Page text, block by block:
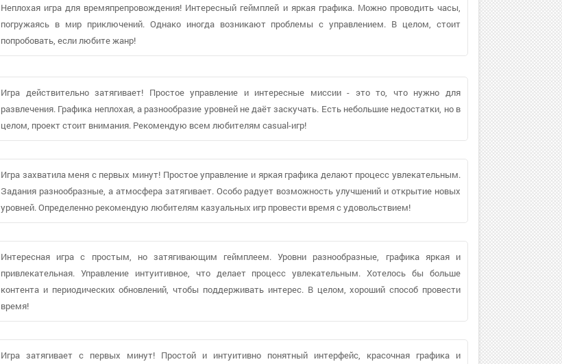
Неплохая игра для времяпрепровождения! Интересный геймплей и яркая графика. Можно проводить часы,
погружаясь в мир приключений. Однако иногда возникают проблемы с управлением. В целом, стоит
попробовать, если любите жанр!
Игра действительно затягивает! Простое управление и интересные миссии - это то, что нужно для
развлечения. Графика неплохая, а разнообразие уровней не даёт заскучать. Есть небольшие недостатки, но в
целом, проект стоит внимания. Рекомендую всем любителям casual-игр!
Игра захватила меня с первых минут! Простое управление и яркая графика делают процесс увлекательным.
Задания разнообразные, а атмосфера затягивает. Особо радует возможность улучшений и открытие новых
уровней. Определенно рекомендую любителям казуальных игр провести время с удовольствием!
Интересная игра с простым, но затягивающим геймплеем. Уровни разнообразные, графика яркая и
привлекательная. Управление интуитивное, что делает процесс увлекательным. Хотелось бы больше
контента и периодических обновлений, чтобы поддерживать интерес. В целом, хороший способ провести
время!
Игра затягивает с первых минут! Простой и интуитивно понятный интерфейс, красочная графика и